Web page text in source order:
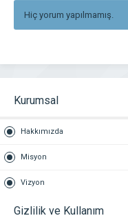
Hiç yorum yapılmamış.
Kurumsal
Hakkımızda
Misyon
Vizyon
Gizlilik ve Kullanım